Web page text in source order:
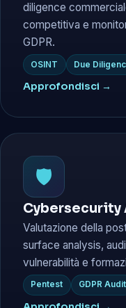
diligence
competitiva e
GDPR.
OSINT Due
Approfondisci →
🛡️
Cybersecurity
Valutazione della
surface analysis,
vulnerabilità e
Pentest GDPR Audit